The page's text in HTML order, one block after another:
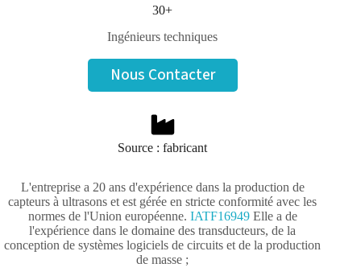
30+
Ingénieurs techniques
Nous Contacter
Source : fabricant
L'entreprise a 20 ans d'expérience dans la production de
capteurs à ultrasons et est gérée en stricte conformité avec les
normes de l'Union européenne. IATF16949Elle a de
l'expérience dans le domaine des transducteurs, de la
conception de systèmes logiciels de circuits et de la production
de masse ;